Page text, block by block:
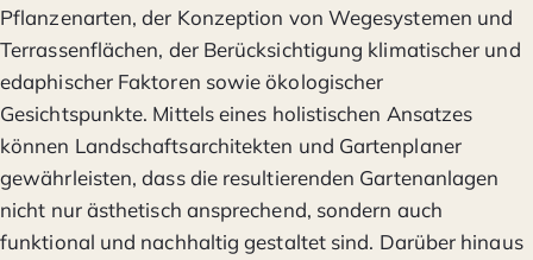
Pflanzenarten, der Konzeption von Wegesystemen und
Terrassenflächen, der Berücksichtigung klimatischer und
edaphischer Faktoren sowie ökologischer
Gesichtspunkte. Mittels eines holistischen Ansatzes
können Landschaftsarchitekten und Gartenplaner
gewährleisten, dass die resultierenden Gartenanlagen
nicht nur ästhetisch ansprechend, sondern auch
funktional und nachhaltig gestaltet sind. Darüber hinaus